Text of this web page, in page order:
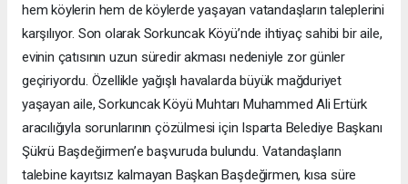
hem köylerin hem de köylerde yaşayan vatandaşların taleplerini
karşılıyor. Son olarak Sorkuncak Köyü’nde ihtiyaç sahibi bir aile,
evinin çatısının uzun süredir akması nedeniyle zor günler
geçiriyordu. Özellikle yağışlı havalarda büyük mağduriyet
yaşayan aile, Sorkuncak Köyü Muhtarı Muhammed Ali Ertürk
aracılığıyla sorunlarının çözülmesi için Isparta Belediye Başkanı
Şükrü Başdeğirmen’e başvuruda bulundu. Vatandaşların
talebine kayıtsız kalmayan Başkan Başdeğirmen, kısa süre